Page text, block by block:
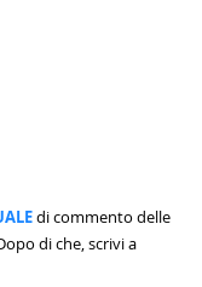
di commento delle
di che, scrivi a